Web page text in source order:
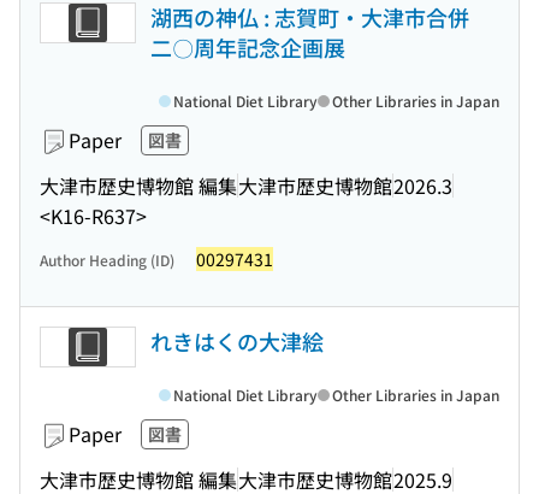
湖西の神仏 : 志賀町・大津市合併
二〇周年記念企画展
Paper 図書
大津市歴史博物館 編集大津市歴史博物館2026.3
<K16-R637>
National Diet Library Other Libraries in Japan
Author Heading (ID) 00297431
れきはくの大津絵
Paper 図書
大津市歴史博物館 編集大津市歴史博物館2025.9
National Diet Library Other Libraries in Japan